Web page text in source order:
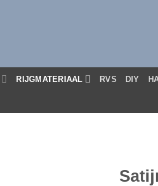
RIJGMATERIAAL RVS DIY